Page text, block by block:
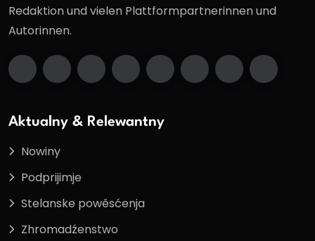
Redaktion und vielen Plattformpartnerinnen und
Autorinnen.
Aktualny & Relewantny
Nowiny
Podprijimje
Stelanske powěsćenja
Zhromadźenstwo